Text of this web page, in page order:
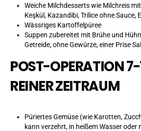
Weiche Milchdesserts wie Milchreis
Keşkül, Kazandibi, Trilice ohne Sauce,
Wässriges Kartoffelpüree
Suppen zubereitet mit Brühe und
Getreide, ohne Gewürze, einer Prise
POST-OPERATION
REINER ZEITRAUM
Püriertes Gemüse (wie Karotten,
kann verzehrt, in heißem Wasser oder